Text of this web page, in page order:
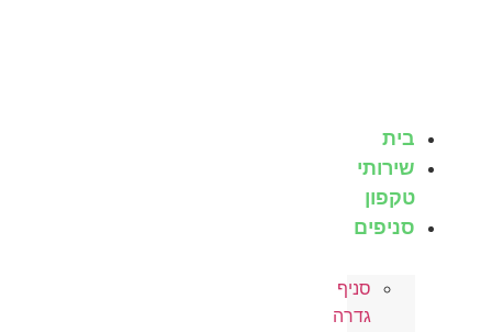
בית
שירותי
טקפון
סניפים
סניף
גדרה